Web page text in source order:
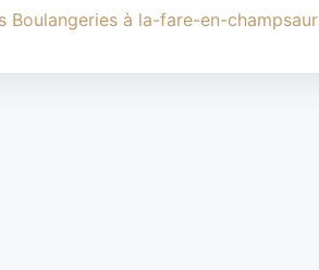
Boulangeries à la-fare-en-champsaur